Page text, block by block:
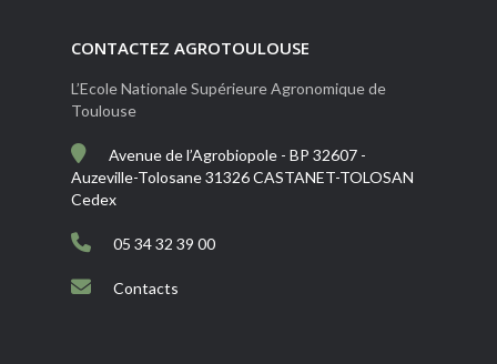
CONTACTEZ AGROTOULOUSE
L’Ecole Nationale Supérieure Agronomique de
Toulouse
Avenue de l’Agrobiopole - BP 32607 -
Auzeville-Tolosane 31326 CASTANET-TOLOSAN
Cedex
05 34 32 39 00
Contacts